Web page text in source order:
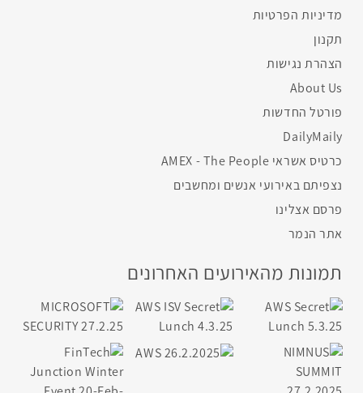
מדיניות הפרטיות
תקנון
הצהרת נגישות
About Us
פורטל החדשות
DailyMaily
כרטיס אשראי AMEX - The People
נצפיתם באירועי אנשים ומחשבים
פרסם אצלינו
אתר הנמר
תמונות מהאירועים האחרונים